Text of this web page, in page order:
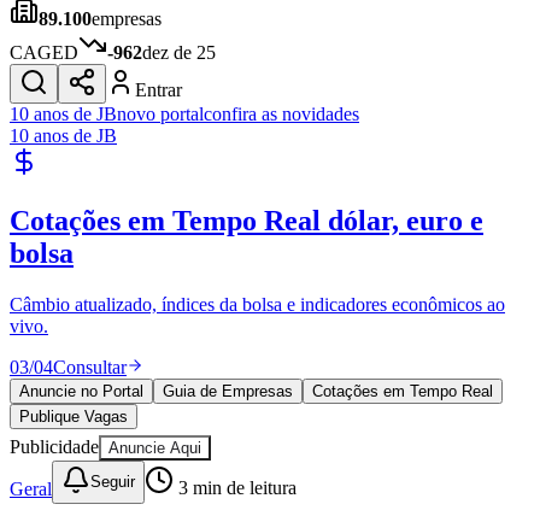
Gastronomia
Cinema & Shows
JogosNovo
Para Sua Empresa
Publicidade Legal
Política
Esportes
Cultura
Meio Ambiente
Obras
Educação
Bairros de Barueri
89.100empresas
CAGED
-962dez de 25
Entrar
10 anos de JBnovo portalconfira as novidades
10 anos de JB
Cotações em Tempo Real dólar, euro e
bolsa
Câmbio atualizado, índices da bolsa e indicadores econômicos ao
vivo.
03/04Consultar
Anuncie no Portal Guia de Empresas
Cotações em Tempo Real
Publique Vagas
Publicidade Anuncie Aqui
Geral Seguir 3 min de leitura